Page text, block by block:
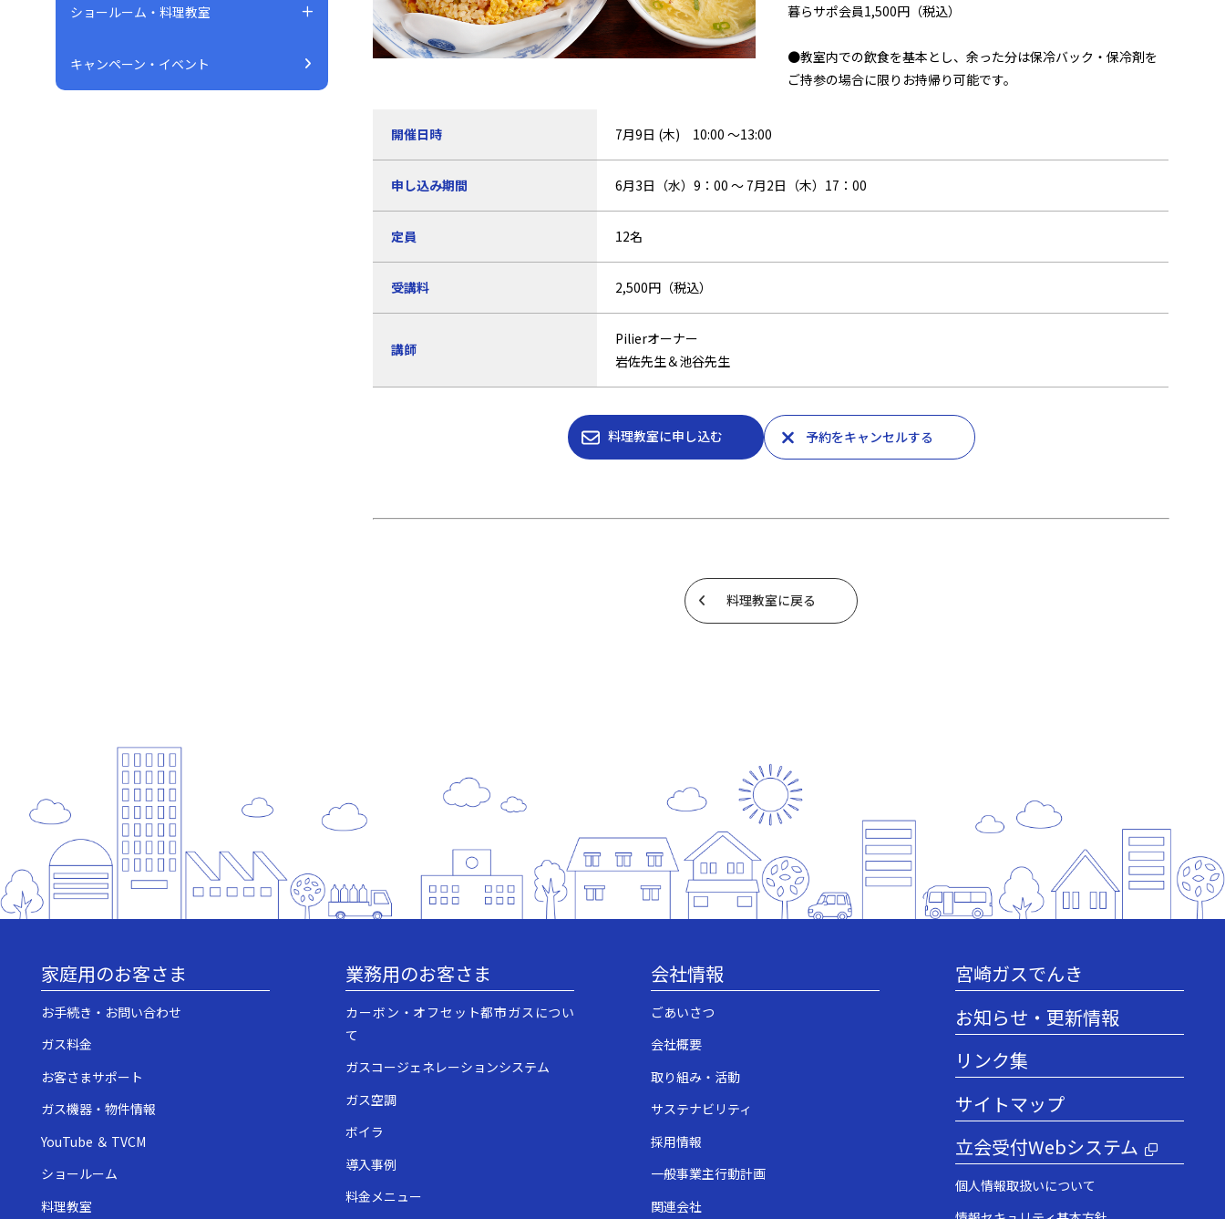
ショールーム・料理教室
キャンペーン・イベント
暮らサポ会員1,500円（税込）
●教室内での飲食を基本とし、余った分は保冷バック・保冷剤を
ご持参の場合に限りお持帰り可能です。
開催日時 7月9日 (木) 10:00 ～13:00
申し込み期間 6月3日（水）9：00 ～ 7月2日（木）17：00
定員 12名
受講料 2,500円（税込）
講師
Pilierオーナー
岩佐先生＆池谷先生
料理教室に申し込む 予約をキャンセルする
料理教室に戻る
家庭用のお客さま
お手続き・お問い合わせ
ガス料金
お客さまサポート
ガス機器・物件情報
YouTube ＆ TVCM
ショールーム
料理教室
業務用のお客さま
カーボン・オフセット都市ガスについ
て
ガスコージェネレーションシステム
ガス空調
ボイラ
導入事例
料金メニュー
会社情報
ごあいさつ
会社概要
取り組み・活動
サステナビリティ
採用情報
一般事業主行動計画
関連会社
宮崎ガスでんき
お知らせ・更新情報
リンク集
サイトマップ
立会受付Webシステム
個人情報取扱いについて